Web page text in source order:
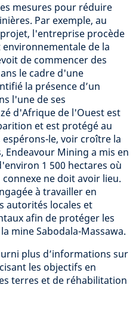
mesures pour réduire
Par exemple, au
l'entreprise procède
de la
de commencer des
le cadre d'une
la présence d’un
l'une de ses
d'Afrique de l'Ouest est
et est protégé au
le, voir croître la
Endeavour Mining a mis en
1 500 hectares où
ne doit avoir lieu.
à travailler en
autorités locales et
afin de protéger les
mine Sabodala-Massawa.
plus d’informations sur
les objectifs en
terres et de réhabilitation